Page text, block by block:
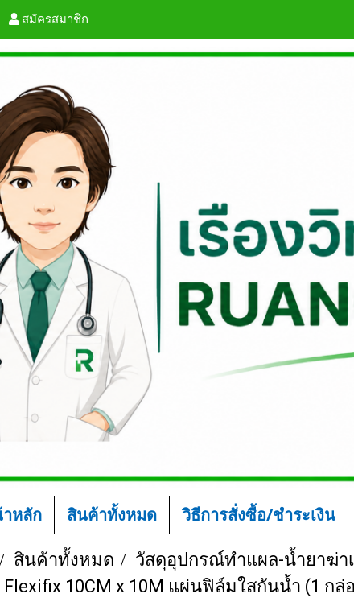
สมัครสมาชิก
หลัก สินค้าทั้งหมด วิธีการสั่งซื้อ/ชำระเงิน
สินค้าทั้งหมด วัสดุอุปกรณ์ทำแผล-น้ำยาฆ่า
Flexifix 10CM x 10M แผ่นฟิล์มใสกันน้ำ (1 กล่